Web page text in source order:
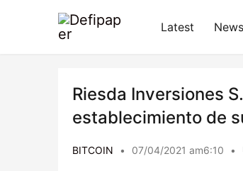
Latest
Riesda Inversiones
establecimiento de
BITCOIN • 07/04/2021 am6:10 •